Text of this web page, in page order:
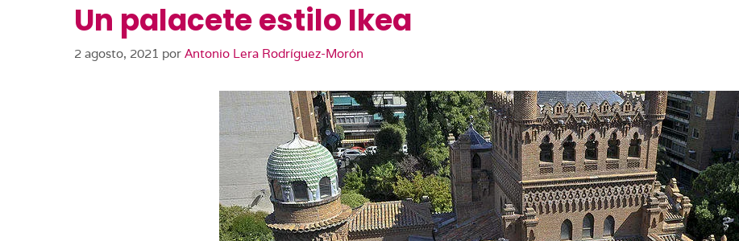
Un palacete estilo Ikea
2 agosto, 2021 por Antonio Lera Rodríguez-Morón